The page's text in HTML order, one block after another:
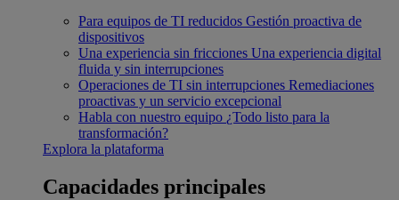
Para equipos de TI reducidos Gestión proactiva de
dispositivos
Una experiencia sin fricciones Una experiencia digital
fluida y sin interrupciones
Operaciones de TI sin interrupciones Remediaciones
proactivas y un servicio excepcional
Habla con nuestro equipo ¿Todo listo para la
transformación?
Explora la plataforma
Capacidades principales